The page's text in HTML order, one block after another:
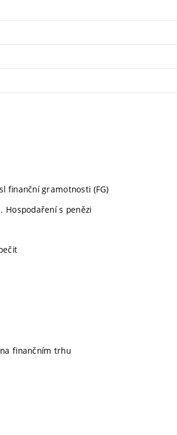
finanční gramotnosti (FG)
Hospodaření s penězi
finančním trhu